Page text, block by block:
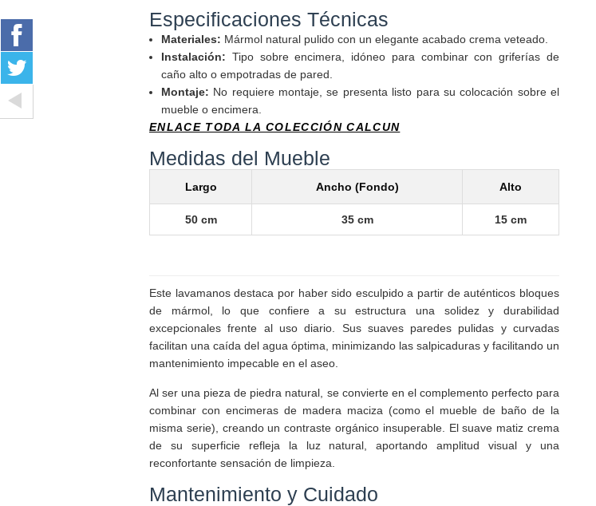
Especificaciones Técnicas
Materiales: Mármol natural pulido con un elegante acabado crema veteado.
Instalación: Tipo sobre encimera, idóneo para combinar con griferías de
caño alto o empotradas de pared.
Montaje: No requiere montaje, se presenta listo para su colocación sobre el
mueble o encimera.
ENLACE TODA LA COLECCIÓN CALCUN
Medidas del Mueble
Largo Ancho (Fondo) Alto
50 cm 35 cm 15 cm
Este lavamanos destaca por haber sido esculpido a partir de auténticos bloques
de mármol, lo que confiere a su estructura una solidez y durabilidad
excepcionales frente al uso diario. Sus suaves paredes pulidas y curvadas
facilitan una caída del agua óptima, minimizando las salpicaduras y facilitando un
mantenimiento impecable en el aseo.
Al ser una pieza de piedra natural, se convierte en el complemento perfecto para
combinar con encimeras de madera maciza (como el mueble de baño de la
misma serie), creando un contraste orgánico insuperable. El suave matiz crema
de su superficie refleja la luz natural, aportando amplitud visual y una
reconfortante sensación de limpieza.
Mantenimiento y Cuidado